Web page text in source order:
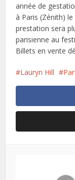
année de
à Paris (Zénith)
prestation sera
parisienne au
Billets en vente
Lauryn Hill